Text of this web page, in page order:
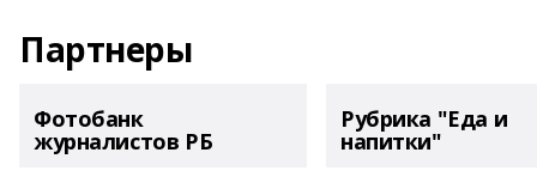
Партнеры
Фотобанк
журналистов РБ
Рубрика "Еда и
напитки"